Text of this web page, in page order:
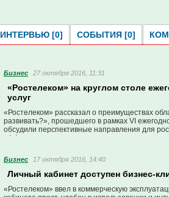
ИНТЕРВЬЮ [0] СОБЫТИЯ [0]
Бизнес 27 октября 2016, 11:31
«Ростелеком» на круглом столе
услуг
«Ростелеком» рассказал о преимуществах
развивать?», прошедшего в рамках VI
обсудили перспективные направления для
эффективности и оптимизации ресурсов
Бизнес 17 октября 2016, 14:40
Личный кабинет доступен бизнес-
«Ростелеком» ввел в коммерческую